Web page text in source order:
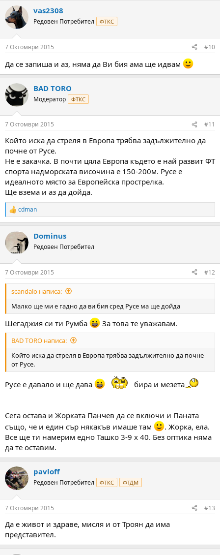
vas2308
Редовен Потребител ФТКС
7 Октомври 2015 #10
Да се запиша и аз, няма да Ви бия ама ще идвам
BAD TORO
Модератор ФТКС
7 Октомври 2015 #11
Който иска да стреля в Европа трябва задължително да
почне от Русе.
Не е закачка. В почти цяла Европа където е най развит ФТ
спорта надморската височина е 150-200м. Русе е
идеалното място за Европейска прострелка.
Ще взема и аз да дойда.
R
e
c
i
s
:
cdman
Dominus
Редовен Потребител
7 Октомври 2015 #12
scandalo написа:
Малко ще ми е гадно да ви бия сред Русе ма ще дойда
Шегаджия си ти Румба За това те уважавам.
BAD TORO написа:
Който иска да стреля в Европа трябва задължително да почне
от Русе.
Русе е давало и ще дава бира и мезета
Сега остава и Жорката Панчев да се включи и Паната
също, че и един сър някакъв имаше там
. Жорка, ела.
Все ще ти намерим едно Ташко 3-9 х 40. Без оптика няма
да те оставим.
pavloff
Редовен Потребител ФТКС ФТДМ
7 Октомври 2015 #13
Да е живот и здраве, мисля и от Троян да има
представител.